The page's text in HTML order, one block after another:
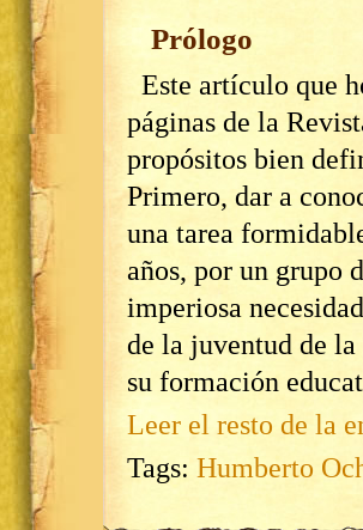
Prólogo
Este artículo que
páginas de la
propósitos bien
Primero, dar a
una tarea
años, por un grupo
imperiosa
de la juventud de
su formación
Leer el resto de la
Tags: Humberto